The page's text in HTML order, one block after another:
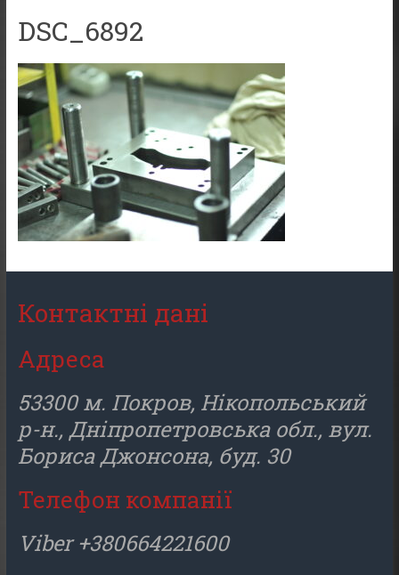
DSC_6892
Контактні дані
Адреса
53300 м. Покров, Нікопольський
р-н., Дніпропетровська обл., вул.
Бориса Джонсона, буд. 30
Телефон компанії
Viber +380664221600